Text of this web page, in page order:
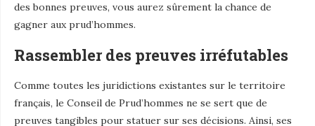
des bonnes preuves, vous aurez sûrement la chance de
gagner aux prud’hommes.
Rassembler des preuves irréfutables
Comme toutes les juridictions existantes sur le territoire
français, le Conseil de Prud’hommes ne se sert que de
preuves tangibles pour statuer sur ses décisions. Ainsi, ses